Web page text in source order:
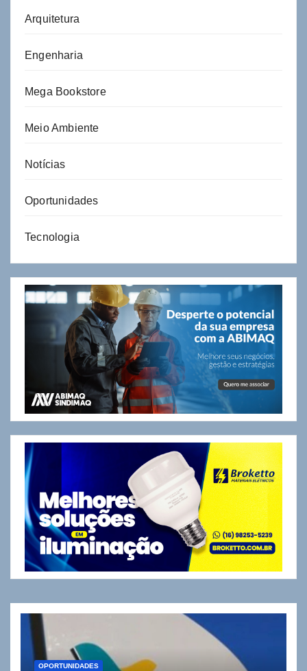
Arquitetura
Engenharia
Mega Bookstore
Meio Ambiente
Notícias
Oportunidades
Tecnologia
OPORTUNIDADES